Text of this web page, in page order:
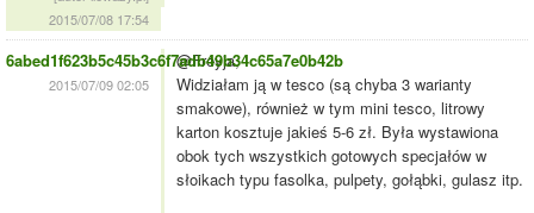
2015/07/08 17:54
6abed1f623b5c45b3c6f7adb49b34c65a7e0b42b
2015/07/09 02:05
@Freyja,
Widziałam ją w tesco (są chyba 3 warianty
smakowe), również w tym mini tesco, litrowy
karton kosztuje jakieś 5-6 zł. Była wystawiona
obok tych wszystkich gotowych specjałów w
słoikach typu fasolka, pulpety, gołąbki, gulasz itp.